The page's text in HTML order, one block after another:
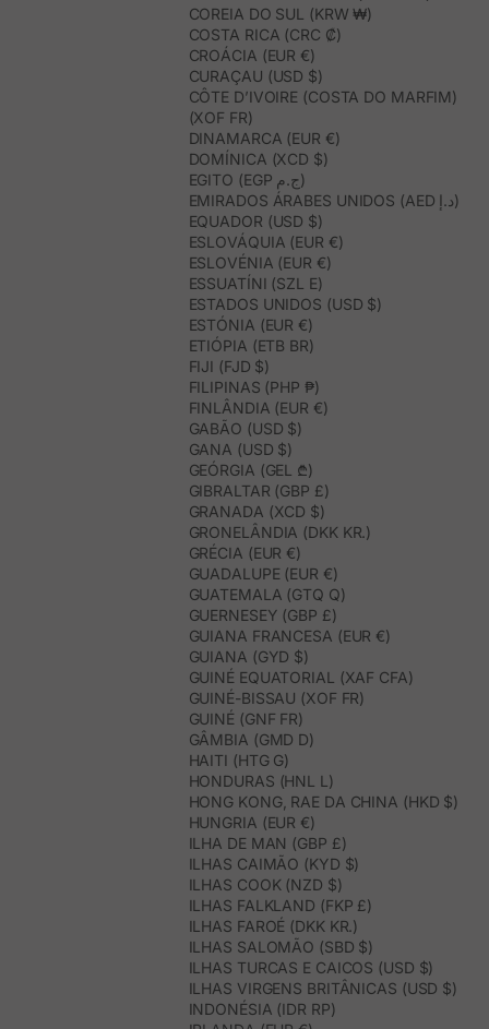
COREIA DO SUL (KRW ₩)
COSTA RICA (CRC ₡)
CROÁCIA (EUR €)
CURAÇAU (USD $)
CÔTE D’IVOIRE (COSTA DO MARFIM)
(XOF FR)
DINAMARCA (EUR €)
DOMÍNICA (XCD $)
EGITO (EGP ج.م)
EMIRADOS ÁRABES UNIDOS (AED د.إ)
EQUADOR (USD $)
ESLOVÁQUIA (EUR €)
ESLOVÉNIA (EUR €)
ESSUATÍNI (SZL E)
ESTADOS UNIDOS (USD $)
ESTÓNIA (EUR €)
ETIÓPIA (ETB BR)
FIJI (FJD $)
FILIPINAS (PHP ₱)
FINLÂNDIA (EUR €)
GABÃO (USD $)
GANA (USD $)
GEÓRGIA (GEL ₾)
GIBRALTAR (GBP £)
GRANADA (XCD $)
GRONELÂNDIA (DKK KR.)
GRÉCIA (EUR €)
GUADALUPE (EUR €)
GUATEMALA (GTQ Q)
GUERNESEY (GBP £)
GUIANA FRANCESA (EUR €)
GUIANA (GYD $)
GUINÉ EQUATORIAL (XAF CFA)
GUINÉ-BISSAU (XOF FR)
GUINÉ (GNF FR)
GÂMBIA (GMD D)
HAITI (HTG G)
HONDURAS (HNL L)
HONG KONG, RAE DA CHINA (HKD $)
HUNGRIA (EUR €)
ILHA DE MAN (GBP £)
ILHAS CAIMÃO (KYD $)
ILHAS COOK (NZD $)
ILHAS FALKLAND (FKP £)
ILHAS FAROÉ (DKK KR.)
ILHAS SALOMÃO (SBD $)
ILHAS TURCAS E CAICOS (USD $)
ILHAS VIRGENS BRITÂNICAS (USD $)
INDONÉSIA (IDR RP)